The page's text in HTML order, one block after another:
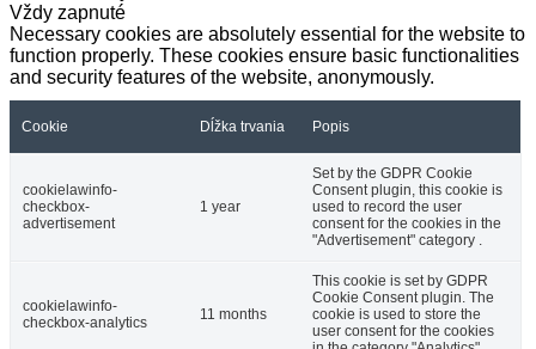
Vždy zapnuté
Necessary cookies are absolutely essential for the website to
function properly. These cookies ensure basic functionalities
and security features of the website, anonymously.
Cookie Dĺžka trvania Popis
cookielawinfo-
checkbox-
advertisement
1 year
Set by the GDPR Cookie
Consent plugin, this cookie is
used to record the user
consent for the cookies in the
"Advertisement" category .
cookielawinfo-
checkbox-analytics
11 months
This cookie is set by GDPR
Cookie Consent plugin. The
cookie is used to store the
user consent for the cookies